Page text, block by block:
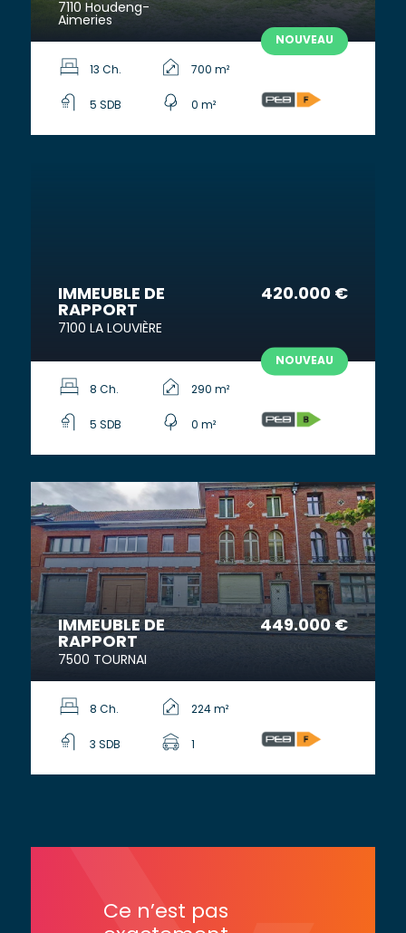
7110 Houdeng-
Aimeries
NOUVEAU
13 Ch. 700 m²
5 SDB 0 m²
IMMEUBLE DE
RAPPORT
420.000 €
7100 LA LOUVIÈRE
NOUVEAU
8 Ch. 290 m²
5 SDB 0 m²
IMMEUBLE DE
RAPPORT
449.000 €
7500 TOURNAI
8 Ch. 224 m²
3 SDB
Ce n’est pas